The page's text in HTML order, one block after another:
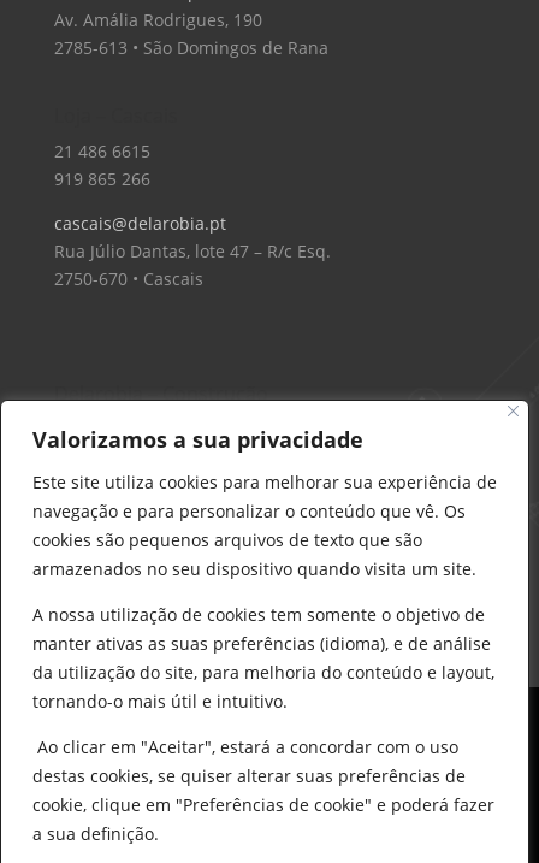
Valorizamos a sua privacidade
Este site utiliza cookies para melhorar sua experiência de
navegação e para personalizar o conteúdo que vê. Os
cookies são pequenos arquivos de texto que são
armazenados no seu dispositivo quando visita um site.
A nossa utilização de cookies tem somente o objetivo de
manter ativas as suas preferências (idioma), e de análise
da utilização do site, para melhoria do conteúdo e layout,
tornando-o mais útil e intuitivo.
Ao clicar em "Aceitar", estará a concordar com o uso
destas cookies, se quiser alterar suas preferências de
cookie, clique em "Preferências de cookie" e poderá fazer
a sua definição.
Av. Amália Rodrigues, 190
2785-613 • São Domingos de Rana
21 486 6615
919 865 266
cascais@delarobia.pt
Rua Júlio Dantas, lote 47 – R/c Esq.
2750-670 • Cascais
Delarobia – Construção
912 441 514
construcao@delarobia.pt
R. António Andrade, 1171
2820-287 • Charneca de Caparica
© All Copyright 2025 by Delarobia.pt